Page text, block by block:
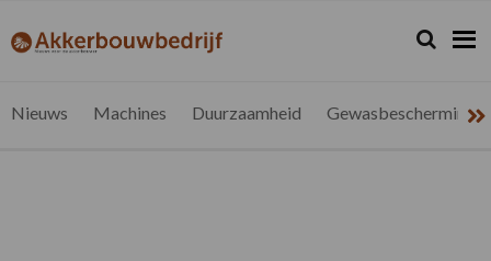
de
de
de
de
akkerbouwbedrijf.be
Nieuws
Zoeken...
Zoek
Nieuws Machines Duurzaamheid Gewasbescherming